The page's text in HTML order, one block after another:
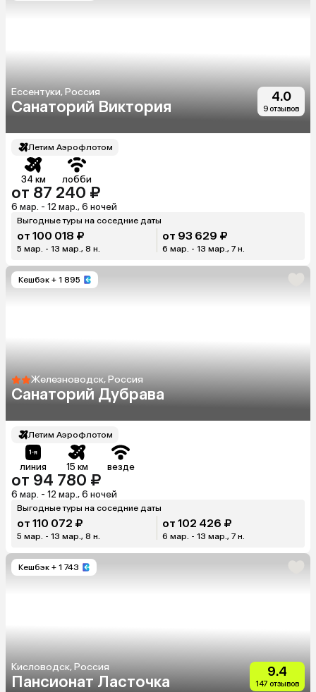
Ессентуки, Россия
Санаторий Виктория
4.0
9 отзывов
Летим Аэрофлотом
34 км лобби
от 87 240 ₽
6 мар. - 12 мар., 6 ночей
Выгодные туры на соседние даты
от 100 018 ₽
5 мар. - 13 мар., 8 н.
от 93 629 ₽
6 мар. - 13 мар., 7 н.
Кешбэк + 1 895
Железноводск, Россия
Санаторий Дубрава
Летим Аэрофлотом
линия 15 км везде
от 94 780 ₽
6 мар. - 12 мар., 6 ночей
Выгодные туры на соседние даты
от 110 072 ₽
5 мар. - 13 мар., 8 н.
от 102 426 ₽
6 мар. - 13 мар., 7 н.
Кешбэк + 1 743
Кисловодск, Россия
Пансионат Ласточка
9.4
147 отзывов